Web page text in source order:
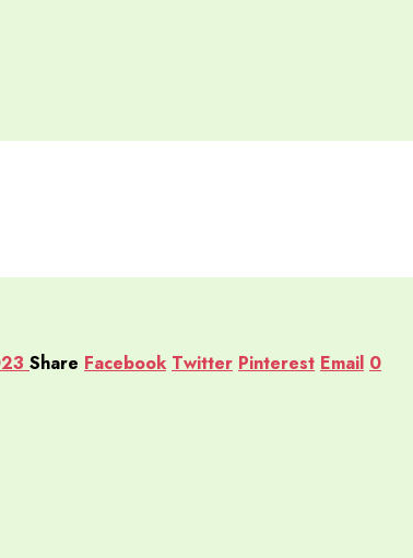
Share Facebook Twitter Pinterest Email 0